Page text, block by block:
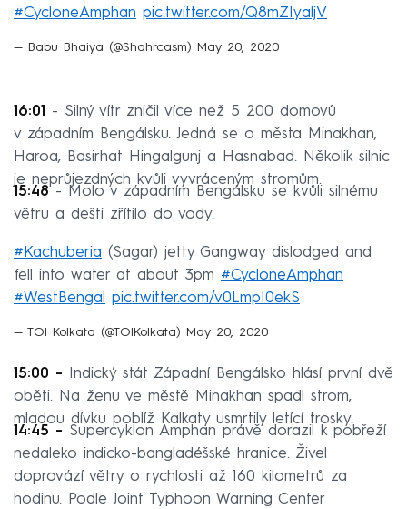
#CycloneAmphan pic.twitter.com/Q8mZIyaljV
— Babu Bhaiya (@Shahrcasm) May 20, 2020
16:01 - Silný vítr zničil více než 5 200 domovů
v západním Bengálsku. Jedná se o města Minakhan,
Haroa, Basirhat Hingalgunj a Hasnabad. Několik silnic
je neprůjezdných kvůli vyvráceným stromům.
15:48- Molo v západním Bengálsku se kvůli silnému
větru a dešti zřítilo do vody.
#Kachuberia (Sagar) jetty Gangway dislodged and
fell into water at about 3pm #CycloneAmphan
#WestBengal
pic.twitter.com/v0LmpI0ekS
— TOI Kolkata (@TOIKolkata) May 20, 2020
15:00 - Indický stát Západní Bengálsko hlásí první dvě
oběti. Na ženu ve městě Minakhan spadl strom,
mladou dívku poblíž Kalkaty usmrtily letící trosky.
14:45 - Supercyklon Amphan právě dorazil k pobřeží
nedaleko indicko-bangladéšské hranice. Živel
doprovází větry o rychlosti až 160 kilometrů za
hodinu. Podle Joint Typhoon Warning Center